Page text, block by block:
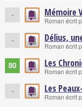
- Mémoire
Roman écrit
- Délius,
Roman écrit
80 Les
Roman écrit
- Les
Roman écrit